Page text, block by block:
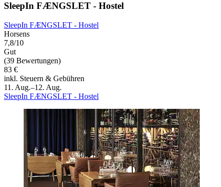
SleepIn FÆNGSLET - Hostel
SleepIn FÆNGSLET - Hostel
Horsens
7,8/10
Gut
(39 Bewertungen)
83 €
inkl. Steuern & Gebühren
11. Aug.–12. Aug.
SleepIn FÆNGSLET - Hostel